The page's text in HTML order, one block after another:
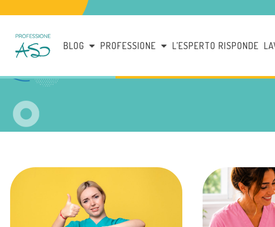
BLOG PROFESSIONE L’ESPERTO RISPONDE